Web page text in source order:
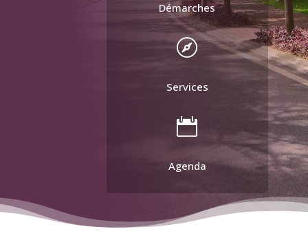
Démarches

Services

Agenda